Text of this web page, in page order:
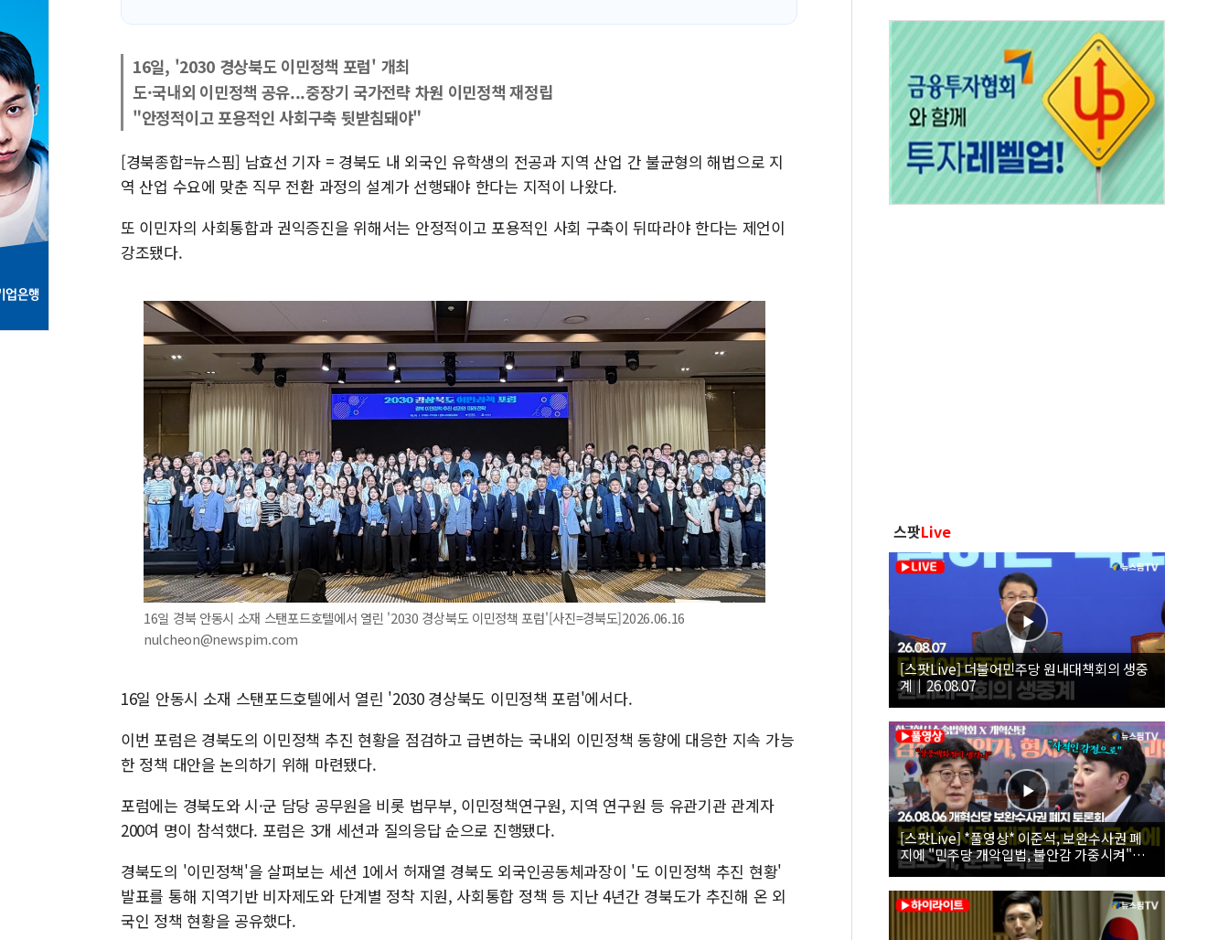
16일, '2030 경상북도 이민정책 포럼' 개최
도·국내외 이민정책 공유...중장기 국가전략 차원 이민정책 재정립
"안정적이고 포용적인 사회구축 뒷받침돼야"
[경북종합=뉴스핌] 남효선 기자 = 경북도 내 외국인 유학생의 전공과 지역 산업 간 불균형의 해법으로 지
역 산업 수요에 맞춘 직무 전환 과정의 설계가 선행돼야 한다는 지적이 나왔다.
또 이민자의 사회통합과 권익증진을 위해서는 안정적이고 포용적인 사회 구축이 뒤따라야 한다는 제언이
강조됐다.
16일 경북 안동시 소재 스탠포드호텔에서 열린 '2030 경상북도 이민정책 포럼'[사진=경북도]2026.06.16
nulcheon@newspim.com
16일 안동시 소재 스탠포드호텔에서 열린 '2030 경상북도 이민정책 포럼'에서다.
이번 포럼은 경북도의 이민정책 추진 현황을 점검하고 급변하는 국내외 이민정책 동향에 대응한 지속 가능
한 정책 대안을 논의하기 위해 마련됐다.
포럼에는 경북도와 시·군 담당 공무원을 비롯 법무부, 이민정책연구원, 지역 연구원 등 유관기관 관계자
200여 명이 참석했다. 포럼은 3개 세션과 질의응답 순으로 진행됐다.
경북도의 '이민정책'을 살펴보는 세션 1에서 허재열 경북도 외국인공동체과장이 '도 이민정책 추진 현황'
발표를 통해 지역기반 비자제도와 단계별 정착 지원, 사회통합 정책 등 지난 4년간 경북도가 추진해 온 외
국인 정책 현황을 공유했다.
스팟Live
[스팟Live] 더불어민주당 원내대책회의 생중
계｜26.08.07
[스팟Live] *풀영상* 이준석, 보완수사권 폐
지에 "민주당 개악입법, 불안감 가중시켜"｜
26.08.06 개혁신당 보완수사권 폐지 토론회